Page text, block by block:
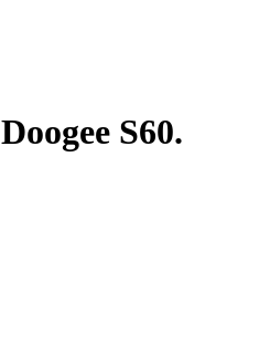
S60.